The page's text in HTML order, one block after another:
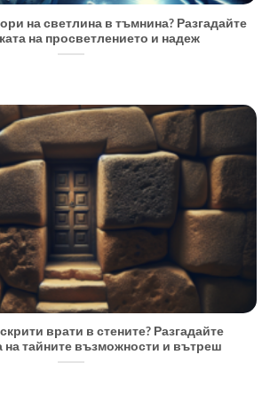
на светлина в тъмнина? Разгадайте
на просветлението и надеж
врати в стените? Разгадайте
на тайните възможности и вътреш